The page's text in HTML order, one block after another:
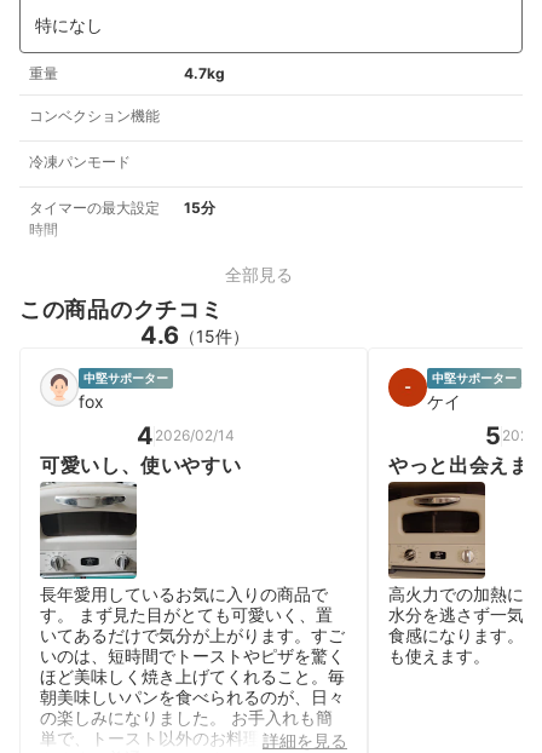
特になし
重量 4.7kg
コンベクション機能
冷凍パンモード
タイマーの最大設定
時間
15分
全部見る
この商品のクチコミ
4.6 （15件）
中堅サポーター
fox
4 2026/02/14
可愛いし、使いやすい
長年愛用しているお気に入りの商品で
す。 まず見た目がとても可愛いく、置
いてあるだけで気分が上がります。すご
いのは、短時間でトーストやピザを驚く
ほど美味しく焼き上げてくれること。毎
朝美味しいパンを食べられるのが、日々
の楽しみになりました。 お手入れも簡
単で、トースト以外のお料理にも活用で
詳細を見る
中堅サポーター
ケイ
5
やっと出会えま
高火力での加熱に
水分を逃さず一気
食感になります。
も使えます。